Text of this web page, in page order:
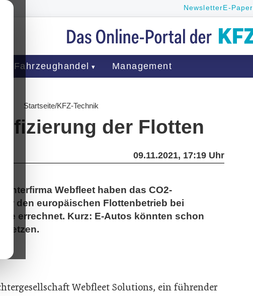
NewsletterE-Paper
Fahrzeughandel Management
Startseite/KFZ-Technik
der Flotten
09.11.2021, 17:19 Uhr
Webfleet haben das CO2-
den europäischen Flottenbetrieb bei
errechnet. Kurz: E-Autos könnten schon
Webfleet Solutions, ein führender